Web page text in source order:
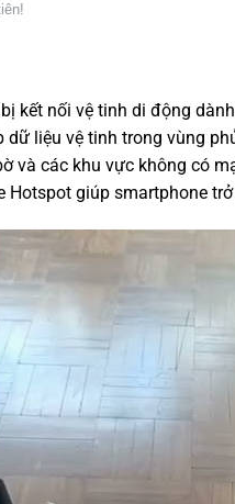
kết nối vệ tinh di động
liệu vệ tinh trong vùng
và các khu vực không có
Hotspot giúp smartphone